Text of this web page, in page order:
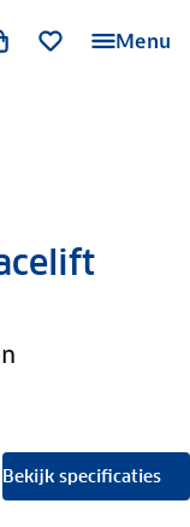
Menu
Bekijk specificaties